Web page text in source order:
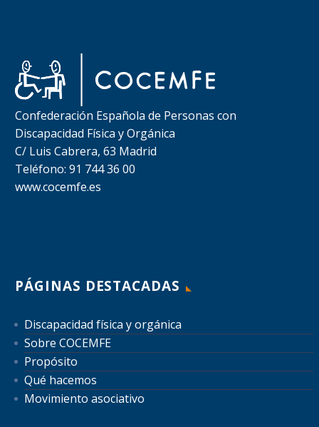
Confederación Española de Personas con
Discapacidad Física y Orgánica
C/ Luis Cabrera, 63 Madrid
Teléfono: 91 744 36 00
www.cocemfe.es
PÁGINAS DESTACADAS
Discapacidad física y orgánica
Sobre COCEMFE
Propósito
Qué hacemos
Movimiento asociativo